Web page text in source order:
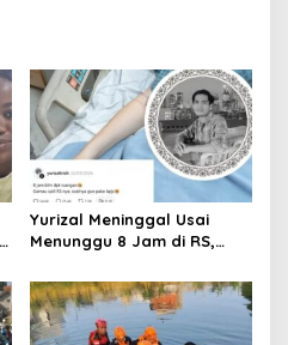
Yurizal Meninggal Usai
Menunggu 8 Jam di RS,